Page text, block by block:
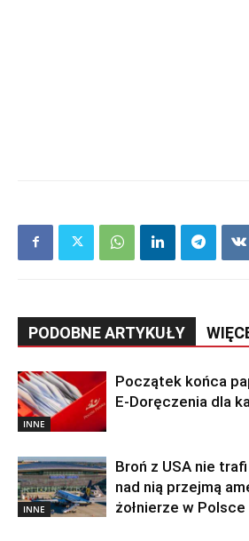
PODOBNE ARTYKUŁY
INNE
Początek końca
E-Doręczenia dla
INNE
Broń z USA nie
nad nią przejmą
żołnierze w Polsce